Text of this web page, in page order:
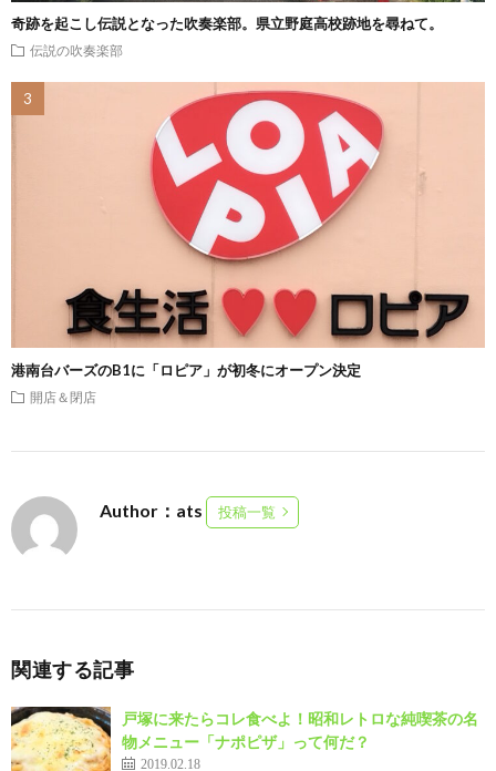
奇跡を起こし伝説となった吹奏楽部。県立野庭高校跡地を尋ねて。
伝説の吹奏楽部
港南台バーズのB1に「ロピア」が初冬にオープン決定
開店＆閉店
Author：ats 投稿一覧
関連する記事
戸塚に来たらコレ食べよ！昭和レトロな純喫茶の名
物メニュー「ナポピザ」って何だ？
2019.02.18